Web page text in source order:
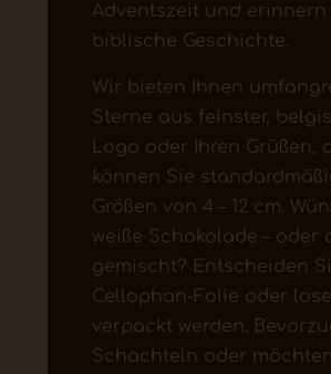
Adventszeit und
biblische Geschichte.
Wir bieten Ihnen
Sterne aus feinster,
Logo oder Ihren Grüßen,
können Sie
Größen von 4 – 12 cm.
weiße Schokolade –
gemischt? Entscheiden
Cellophan-Folie oder
verpackt werden.
Schachteln oder